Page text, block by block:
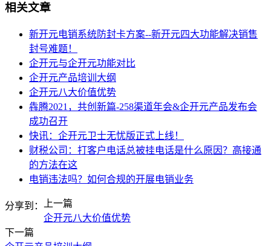
相关文章
新开元电销系统防封卡方案--新开元四大功能解决销售
封号难题！
企开元与企开元功能对比
企开元产品培训大纲
企开元八大价值优势
犇腾2021，共创新篇-258渠道年会&企开元产品发布会
成功召开
快讯：企开元卫士无忧版正式上线！
财税公司：打客户电话总被挂电话是什么原因？高接通
的方法在这
电销违法吗？如何合规的开展电销业务
分享到：
上一篇
企开元八大价值优势
下一篇